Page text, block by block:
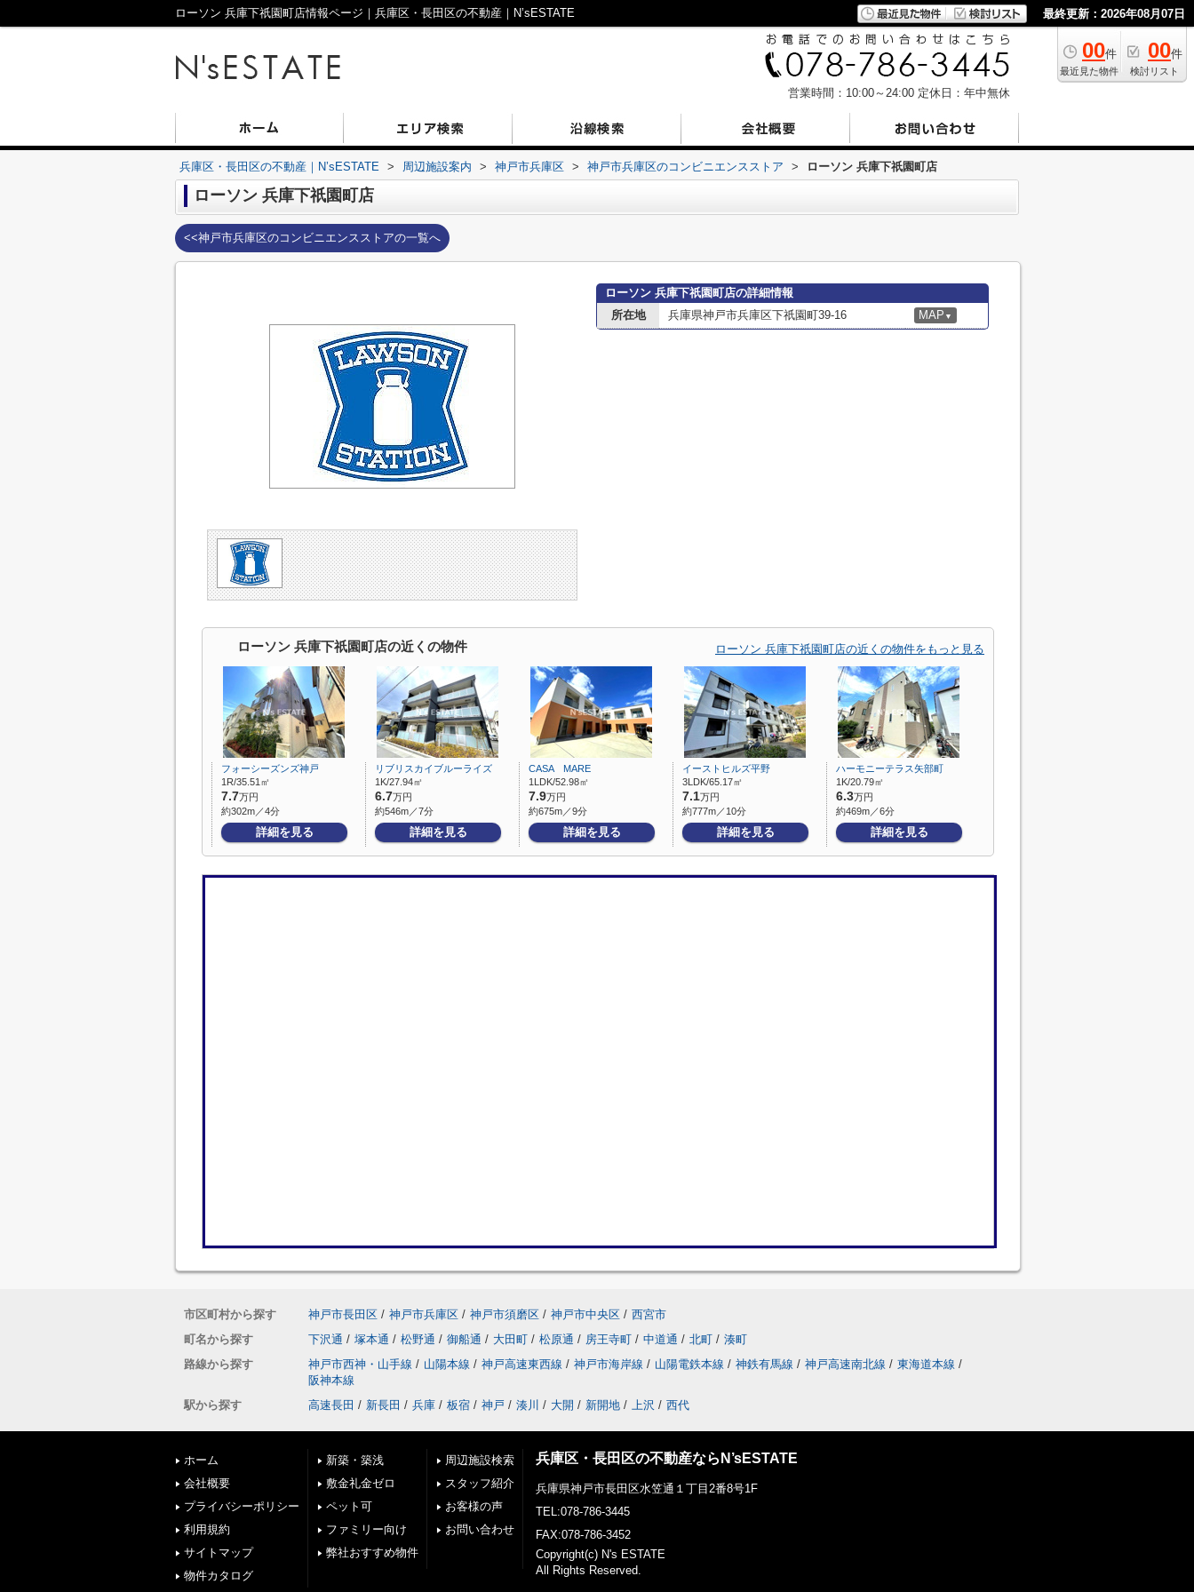
ローソン 兵庫下祇園町店情報ページ｜兵庫区・長田区の不動産｜N’sESTATE 最終更新：2026年08月07日
00件
最近見た物件
00件
検討リスト
営業時間：10:00～24:00 定休日：年中無休
兵庫区・長田区の不動産｜N’sESTATE > 周辺施設案内 > 神戸市兵庫区 > 神戸市兵庫区のコンビニエンスストア > ローソン 兵庫下祇園町店
ローソン 兵庫下祇園町店
<<神戸市兵庫区のコンビニエンスストアの一覧へ
ローソン 兵庫下祇園町店の詳細情報
所在地
兵庫県神戸市兵庫区下祇園町39-16 MAP ▼
ローソン 兵庫下祇園町店の近くの物件 ローソン 兵庫下祇園町店の近くの物件をもっと見る
フォーシーズンズ神戸
1R/35.51㎡
7.7万円
約302m／4分
詳細を見る
リブリスカイブルーライズ
1K/27.94㎡
6.7万円
約546m／7分
詳細を見る
CASA MARE
1LDK/52.98㎡
7.9万円
約675m／9分
詳細を見る
イーストヒルズ平野
3LDK/65.17㎡
7.1万円
約777m／10分
詳細を見る
ハーモニーテラス矢部町
1K/20.79㎡
6.3万円
約469m／6分
詳細を見る
市区町村から探す 神戸市長田区 / 神戸市兵庫区 / 神戸市須磨区 / 神戸市中央区 / 西宮市
町名から探す
下沢通 / 塚本通 / 松野通 / 御船通 / 大田町 / 松原通 / 房王寺町 / 中道通 / 北町 / 湊町
路線から探す
神戸市西神・山手線 / 山陽本線 / 神戸高速東西線 / 神戸市海岸線 / 山陽電鉄本線 / 神鉄有馬線 / 神戸高速南北線 / 東海道本線 /
阪神本線
駅から探す
高速長田 / 新長田 / 兵庫 / 板宿 / 神戸 / 湊川 / 大開 / 新開地 / 上沢 / 西代
ホーム
会社概要
プライバシーポリシー
利用規約
サイトマップ
物件カタログ
新築・築浅
敷金礼金ゼロ
ペット可
ファミリー向け
弊社おすすめ物件
周辺施設検索
スタッフ紹介
お客様の声
お問い合わせ
兵庫区・長田区の不動産ならN’sESTATE
兵庫県神戸市長田区水笠通１丁目2番8号1F
TEL:078-786-3445
FAX:078-786-3452
Copyright(c) N's ESTATE
All Rights Reserved.